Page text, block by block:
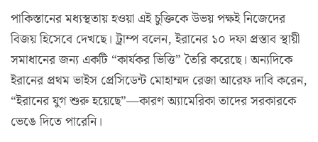
পাকিস্তানের মধ্যস্থতায় হওয়া এই চুক্তিকে উভয় পক্ষই নিজেদের
বিজয় হিসেবে দেখছে। ট্রাম্প বলেন, ইরানের ১০ দফা প্রস্তাব স্থায়ী
সমাধানের জন্য একটি “কার্যকর ভিত্তি” তৈরি করেছে। অন্যদিকে
ইরানের প্রথম ভাইস প্রেসিডেন্ট মোহাম্মদ রেজা আরেফ দাবি করেন,
“ইরানের যুগ শুরু হয়েছে”—কারণ অ্যামেরিকা তাদের সরকারকে
ভেঙে দিতে পারেনি।